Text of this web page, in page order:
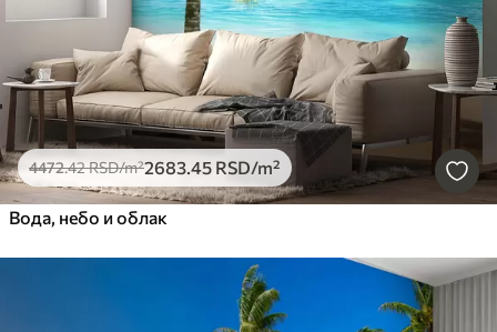
4472.42RSD/m²2683.45 RSD/m²
Вода, небо и облак